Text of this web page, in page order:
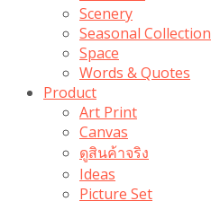
Scenery
Seasonal Collection
Space
Words & Quotes
Product
Art Print
Canvas
ดูสินค้าจริง
Ideas
Picture Set